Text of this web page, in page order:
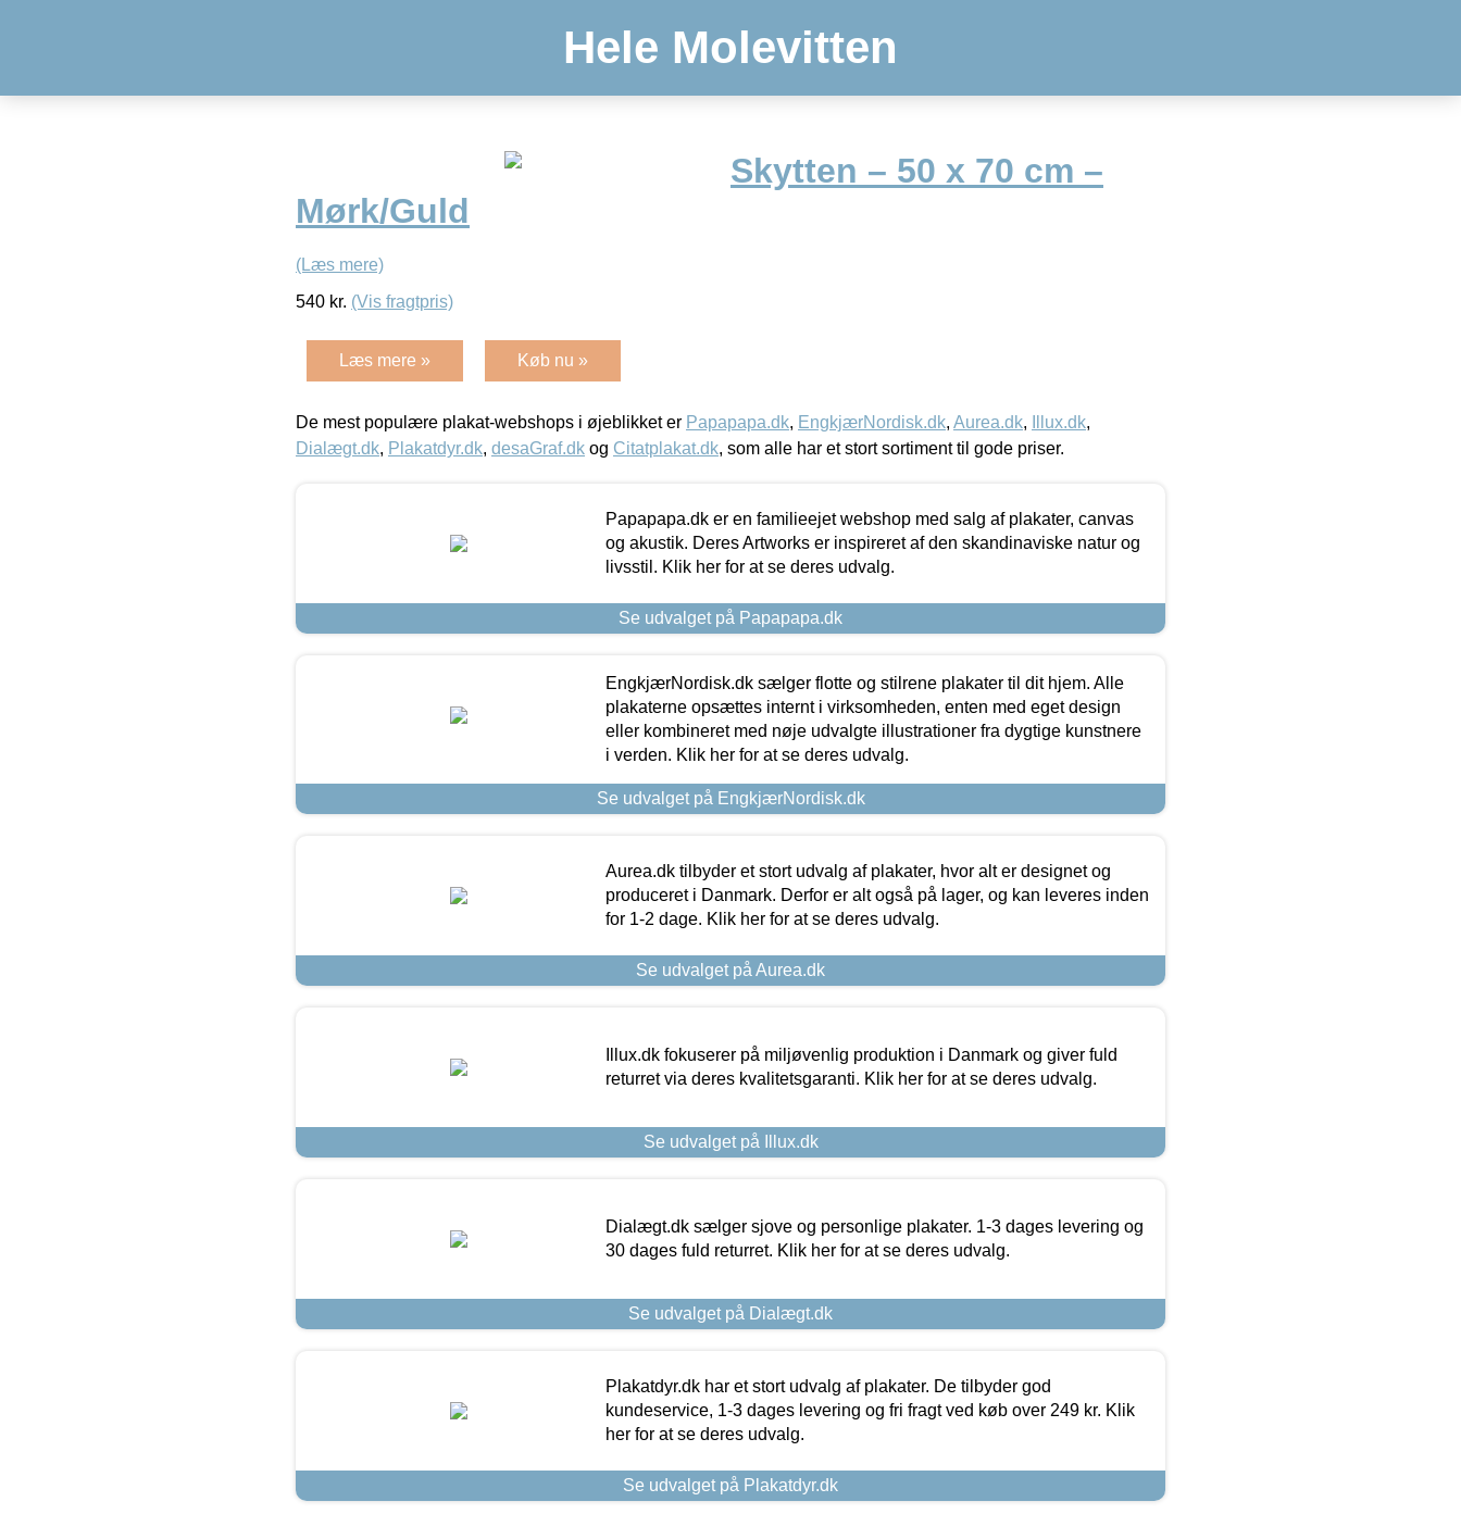
Hele Molevitten
Skytten – 50 x 70 cm –
Mørk/Guld
(Læs mere)
540 kr. (Vis fragtpris)
Læs mere » Køb nu »
De mest populære plakat-webshops i øjeblikket er Papapapa.dk, EngkjærNordisk.dk, Aurea.dk, Illux.dk,
Dialægt.dk, Plakatdyr.dk, desaGraf.dk og Citatplakat.dk, som alle har et stort sortiment til gode priser.
Papapapa.dk er en familieejet webshop med salg af plakater, canvas
og akustik. Deres Artworks er inspireret af den skandinaviske natur og
livsstil. Klik her for at se deres udvalg.
Se udvalget på Papapapa.dk
EngkjærNordisk.dk sælger flotte og stilrene plakater til dit hjem. Alle
plakaterne opsættes internt i virksomheden, enten med eget design
eller kombineret med nøje udvalgte illustrationer fra dygtige kunstnere
i verden. Klik her for at se deres udvalg.
Se udvalget på EngkjærNordisk.dk
Aurea.dk tilbyder et stort udvalg af plakater, hvor alt er designet og
produceret i Danmark. Derfor er alt også på lager, og kan leveres inden
for 1-2 dage. Klik her for at se deres udvalg.
Se udvalget på Aurea.dk
Illux.dk fokuserer på miljøvenlig produktion i Danmark og giver fuld
returret via deres kvalitetsgaranti. Klik her for at se deres udvalg.
Se udvalget på Illux.dk
Dialægt.dk sælger sjove og personlige plakater. 1-3 dages levering og
30 dages fuld returret. Klik her for at se deres udvalg.
Se udvalget på Dialægt.dk
Plakatdyr.dk har et stort udvalg af plakater. De tilbyder god
kundeservice, 1-3 dages levering og fri fragt ved køb over 249 kr. Klik
her for at se deres udvalg.
Se udvalget på Plakatdyr.dk